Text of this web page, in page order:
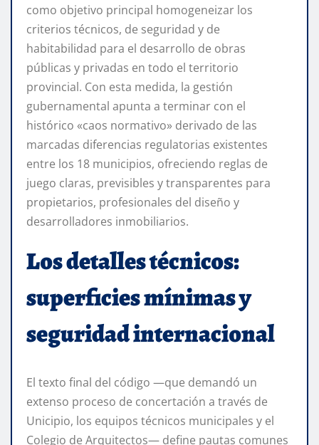
como objetivo principal homogeneizar los
criterios técnicos, de seguridad y de
habitabilidad para el desarrollo de obras
públicas y privadas en todo el territorio
provincial. Con esta medida, la gestión
gubernamental apunta a terminar con el
histórico «caos normativo» derivado de las
marcadas diferencias regulatorias existentes
entre los 18 municipios, ofreciendo reglas de
juego claras, previsibles y transparentes para
propietarios, profesionales del diseño y
desarrolladores inmobiliarios.
Los detalles técnicos:
superficies mínimas y
seguridad internacional
El texto final del código —que demandó un
extenso proceso de concertación a través de
Unicipio, los equipos técnicos municipales y el
Colegio de Arquitectos— define pautas comunes